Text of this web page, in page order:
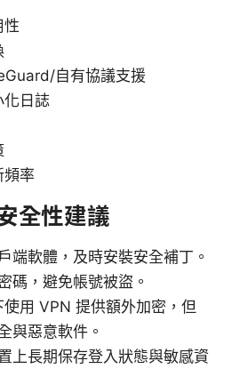
性
自有協議支援
化日誌
頻率
全性建議
端軟體，及時安裝安全補丁。
碼，避免帳號被盜。
用 VPN 提供額外加密，但
與惡意軟件。
上長期保存登入狀態與敏感資